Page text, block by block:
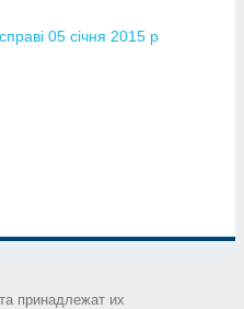
05 січня 2015 р
принадлежат их